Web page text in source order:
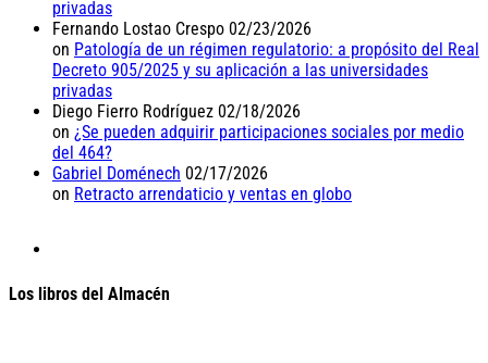
privadas
Fernando Lostao Crespo 02/23/2026
on Patología de un régimen regulatorio: a propósito del Real
Decreto 905/2025 y su aplicación a las universidades
privadas
Diego Fierro Rodríguez 02/18/2026
on ¿Se pueden adquirir participaciones sociales por medio
del 464?
Gabriel Doménech 02/17/2026
on Retracto arrendaticio y ventas en globo
Los libros del Almacén